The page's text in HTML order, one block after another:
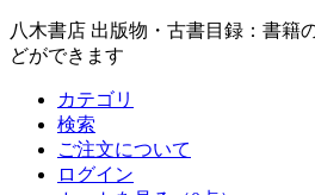
八木書店 出版物・古書目録：書籍
どができます
カテゴリ
検索
ご注文について
ログイン